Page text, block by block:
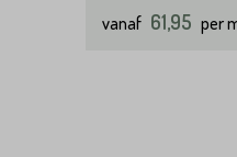
vanaf 61,95 per